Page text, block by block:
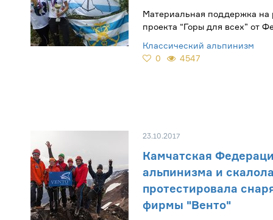
Материальная поддержка на
проекта “Горы для всех” от
Классический альпинизм
0
4547
23.10.2017
Камчатская
альпинизма и
протестировала
фирмы "Венто"